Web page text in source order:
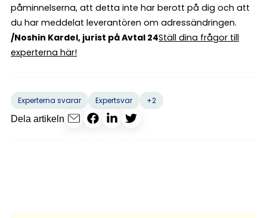
påminnelserna, att detta inte har berott på dig och att
du har meddelat leverantören om adressändringen.
/Noshin Kardel, jurist på Avtal 24Ställ dina frågor till
experterna här!
Experterna svarar Expertsvar
+2
Dela artikeln